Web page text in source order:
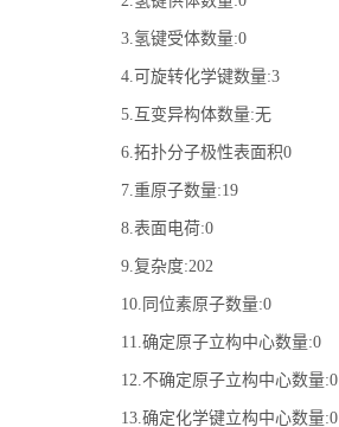
3.氢键受体数量:0
4.可旋转化学键数量:3
5.互变异构体数量:无
6.拓扑分子极性表面积0
7.重原子数量:19
8.表面电荷:0
9.复杂度:202
10.同位素原子数量:0
11.确定原子立构中心数量:0
12.不确定原子立构中心数量:0
13.确定化学键立构中心数量:0